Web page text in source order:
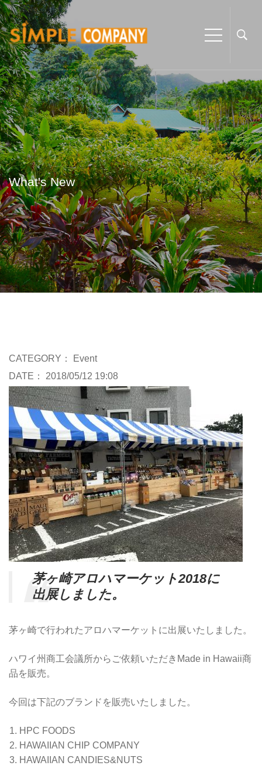
What's New
CATEGORY：
Event
DATE： 2018/05/12 19:08
茅ヶ崎アロハマーケット2018に
出展しました。
茅ヶ崎で行われたアロハマーケットに出展いたしました。
ハワイ州商工会議所からご依頼いただきMade in Hawaii商
品を販売。
今回は下記のブランドを販売いたしました。
HPC FOODS
HAWAIIAN CHIP COMPANY
HAWAIIAN CANDIES&NUTS